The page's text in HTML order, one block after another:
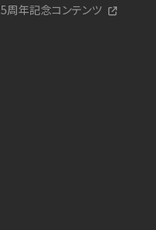
5周年記念コンテンツ